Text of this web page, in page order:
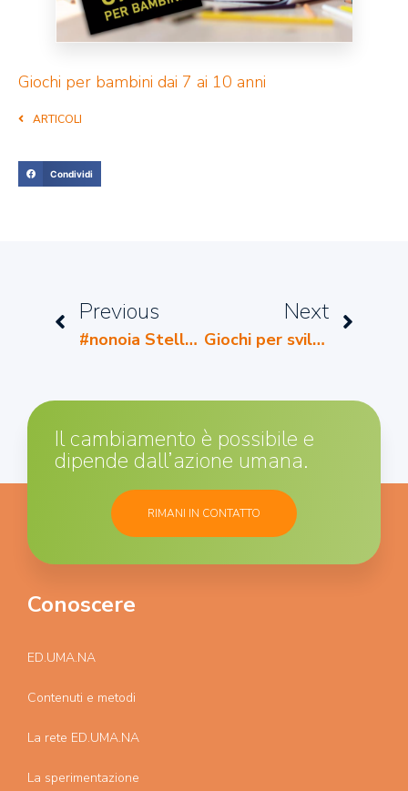
ARTICOLI
Condividi
Giochi per bambini dai 7 ai 10 anni
Previous
#nonoia StellaNinja
Next
Giochi per sviluppare intelligenza
Il cambiamento è possibile e
dipende dall’azione umana.
RIMANI IN CONTATTO
Conoscere
ED.UMA.NA
Contenuti e metodi
La rete ED.UMA.NA
La sperimentazione